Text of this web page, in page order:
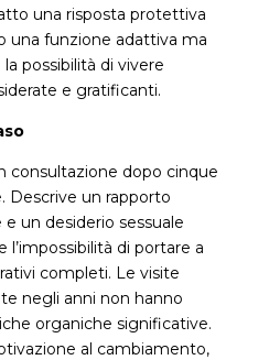
una risposta protettiva
una funzione adattiva ma
possibilità di vivere
e gratificanti.
consultazione dopo cinque
Descrive un rapporto
un desiderio sessuale
l’impossibilità di portare a
completi. Le visite
negli anni non hanno
organiche significative.
al cambiamento,